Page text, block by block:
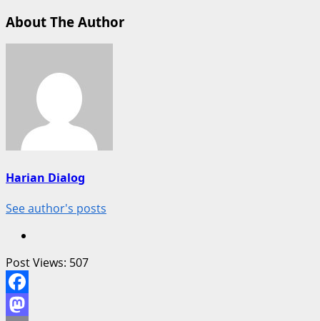
About The Author
Harian Dialog
See author's posts
Post Views: 507
Facebook